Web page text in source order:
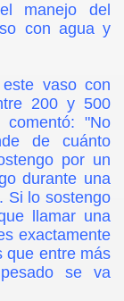
manejo del
con agua y
vaso con
200 y 500
comentó: "No
de cuánto
por un
durante una
Si lo sostengo
llamar una
exactamente
entre más
se va